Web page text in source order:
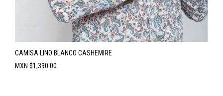
CAMISA LINO BLANCO CASHEMIRE
Precio
MXN $1,390.00